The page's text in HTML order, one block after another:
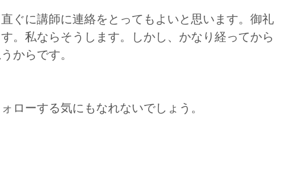
ぐに講師に連絡をとってもよいと思います。御礼
。私ならそうします。しかし、かなり経ってから
からです。
ローする気にもなれないでしょう。